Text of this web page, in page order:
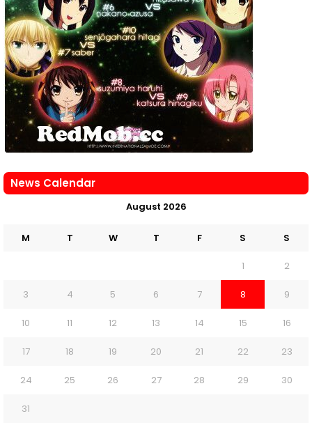
News Calendar
August 2026
M T W T F S S
1 2
3 4 5 6 7 8 9
10 11 12 13 14 15 16
17 18 19 20 21 22 23
24 25 26 27 28 29 30
31